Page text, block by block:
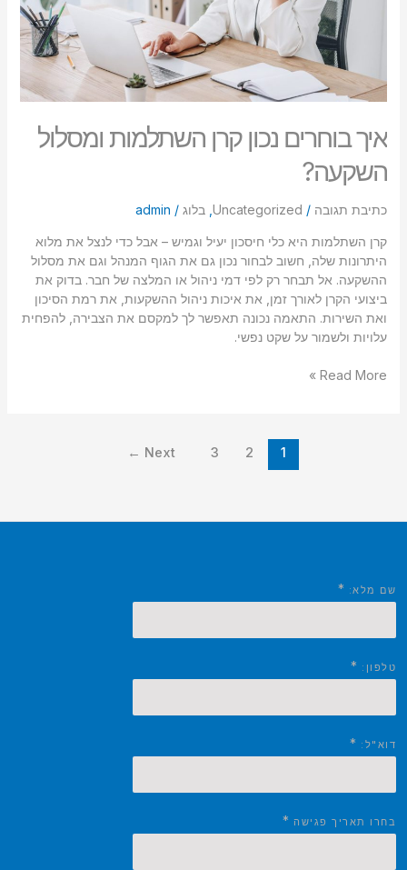
איך בוחרים נכון קרן השתלמות ומסלול
השקעה?
כתיבת תגובה /
Uncategorized
, בלוג/
admin
קרן השתלמות היא כלי חיסכון יעיל וגמיש – אבל כדי לנצל את מלוא
היתרונות שלה, חשוב לבחור נכון גם את הגוף המנהל וגם את מסלול
ההשקעה. אל תבחר רק לפי דמי ניהול או המלצה של חבר. בדוק את
ביצועי הקרן לאורך זמן, את איכות ניהול ההשקעות, את רמת הסיכון
ואת השירות. התאמה נכונה תאפשר לך למקסם את הצבירה, להפחית
עלויות ולשמור על שקט נפשי.
Read More »
1
2
3
Next
←
שם מלא: *
טלפון: *
דוא"ל: *
בחרו תאריך פגישה *